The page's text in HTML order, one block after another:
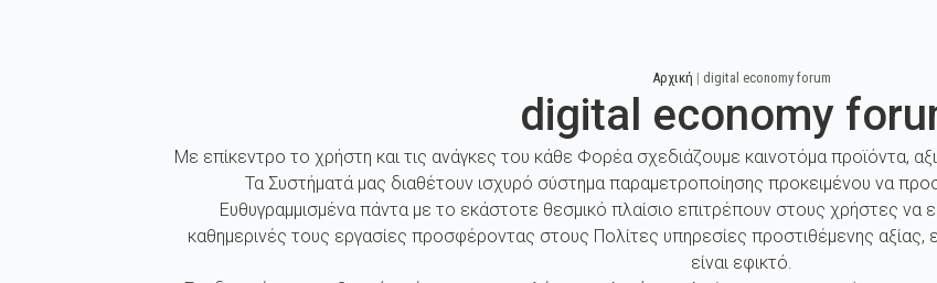
Αρχική | digital economy forum
digital economy
Με επίκεντρο το χρήστη και τις ανάγκες του κάθε Φορέα σχεδιάζουμε καινοτόμα προϊόντα,
Τα Συστήματά μας διαθέτουν ισχυρό σύστημα παραμετροποίησης προκειμένου να
Ευθυγραμμισμένα πάντα με το εκάστοτε θεσμικό πλαίσιο επιτρέπουν στους χρήστες να
καθημερινές τους εργασίες προσφέροντας στους Πολίτες υπηρεσίες προστιθέμενης
είναι εφικτό.